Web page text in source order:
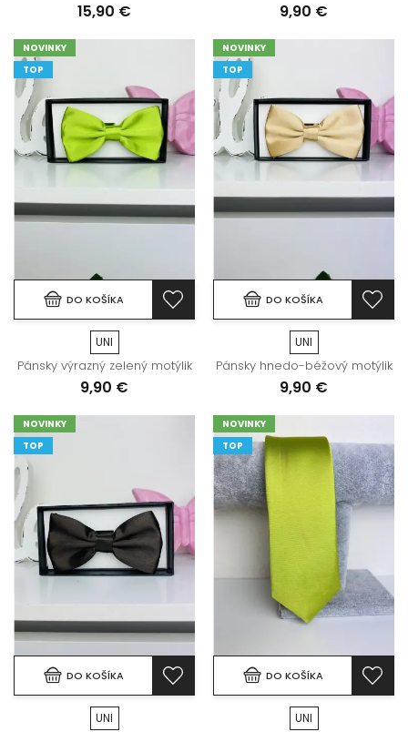
15,90 € 9,90 €
NOVINKY
TOP
DO KOŠÍKA
UNI
Pánsky výrazný zelený motýlik
9,90 €
NOVINKY
TOP
DO KOŠÍKA
UNI
Pánsky hnedo-béžový motýlik
9,90 €
NOVINKY
TOP
DO KOŠÍKA
UNI
NOVINKY
TOP
DO KOŠÍKA
UNI